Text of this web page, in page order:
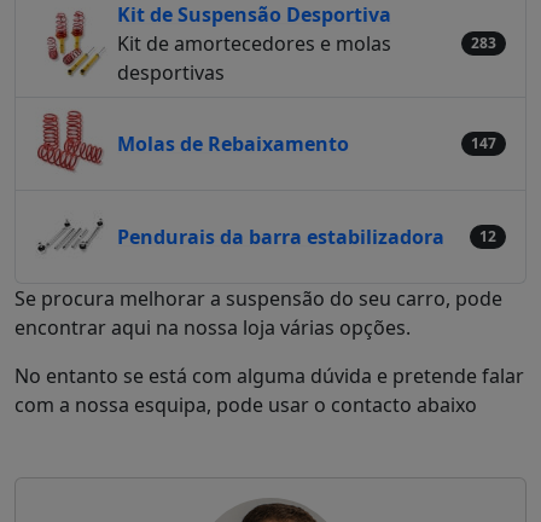
Kit de Suspensão Desportiva
Kit de amortecedores e molas
desportivas
283
Molas de Rebaixamento 147
Pendurais da barra estabilizadora 12
Se procura melhorar a suspensão do seu carro, pode
encontrar aqui na nossa loja várias opções.
No entanto se está com alguma dúvida e pretende falar
com a nossa esquipa, pode usar o contacto abaixo